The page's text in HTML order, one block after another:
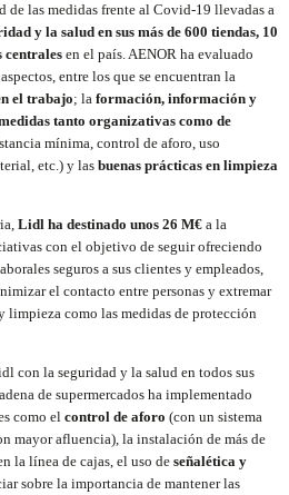
las medidas frente al Covid-19 llevadas a
y la salud en sus más de 600 tiendas, 10
centrales en el país. AENOR ha evaluado
entre los que se encuentran la
el trabajo; la formación, información y
tanto organizativas como de
mínima, control de aforo, uso
etc.) y las buenas prácticas en limpieza
Lidl ha destinado unos 26 M€ a la
con el objetivo de seguir ofreciendo
seguros a sus clientes y empleados,
el contacto entre personas y extremar
limpieza como las medidas de protección
con la seguridad y la salud en todos sus
de supermercados ha implementado
como el control de aforo (con un sistema
mayor afluencia), la instalación de más de
la línea de cajas, el uso de señalética y
sobre la importancia de mantener las